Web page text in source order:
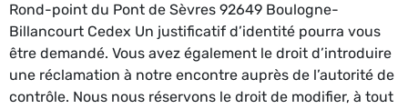
Rond-point du Pont de Sèvres 92649 Boulogne-
Billancourt Cedex Un justificatif d’identité pourra vous
être demandé. Vous avez également le droit d’introduire
une réclamation à notre encontre auprès de l’autorité de
contrôle. Nous nous réservons le droit de modifier, à tout